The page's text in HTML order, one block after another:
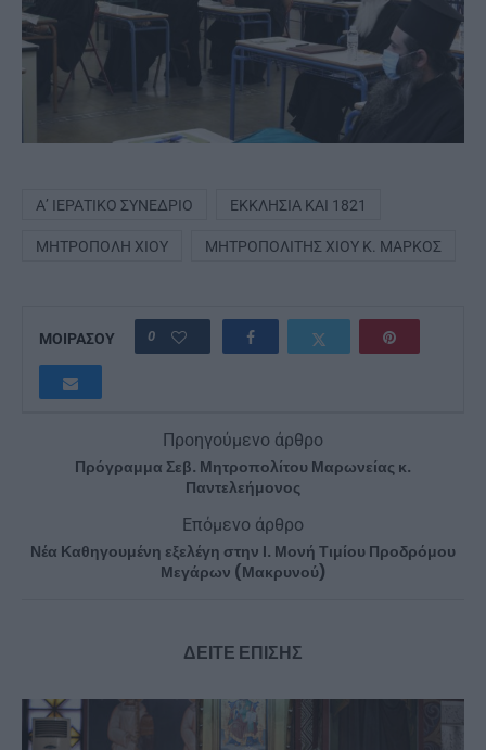
Α’ ΙΕΡΑΤΙΚΌ ΣΥΝΈΔΡΙΟ ΕΚΚΛΗΣΊΑ ΚΑΙ 1821
ΜΗΤΡΌΠΟΛΗ ΧΊΟΥ ΜΗΤΡΟΠΟΛΊΤΗΣ ΧΊΟΥ Κ. ΜΆΡΚΟΣ
ΜΟΙΡΑΣΟΥ 0
Προηγούμενο άρθρο
Πρόγραμμα Σεβ. Μητροπολίτου Μαρωνείας κ.
Παντελεήμονος
Επόμενο άρθρο
Νέα Καθηγουμένη εξελέγη στην Ι. Μονή Τιμίου Προδρόμου
Μεγάρων (Μακρυνού)
ΔΕΙΤΕ ΕΠΙΣΗΣ